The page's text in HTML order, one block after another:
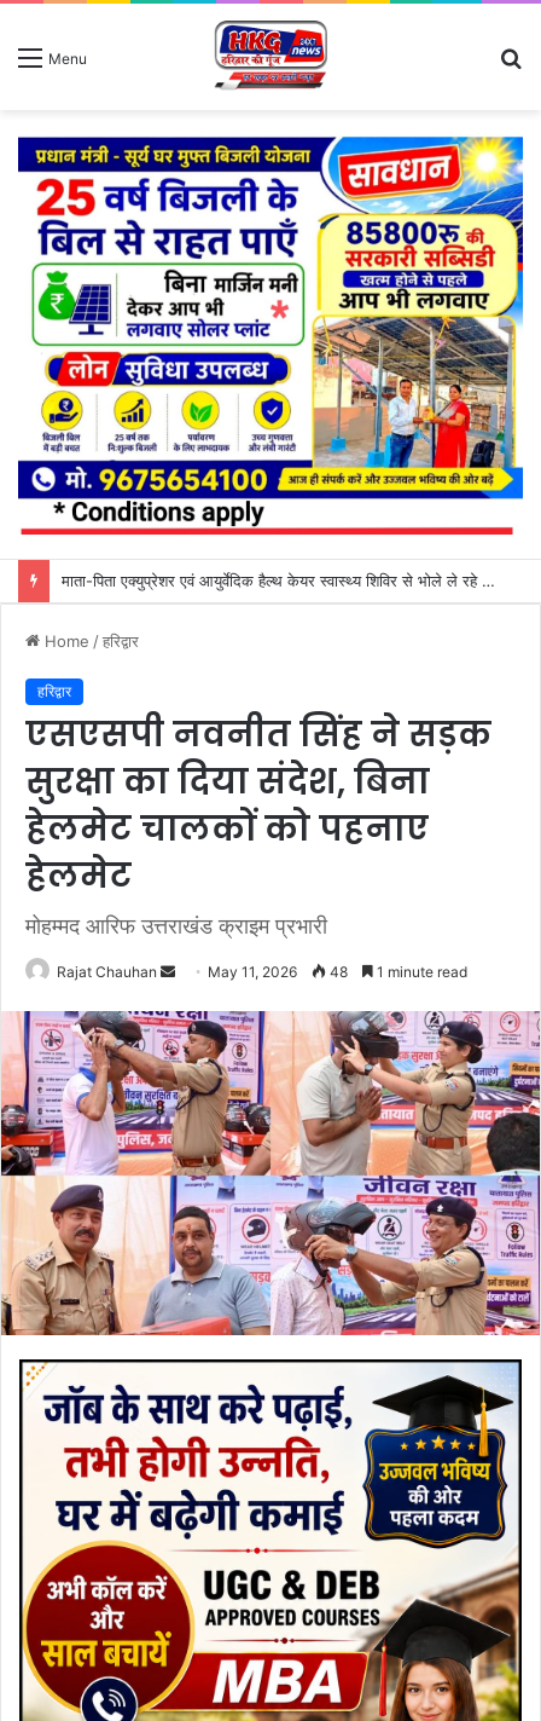
Menu
जिला कारगार रोशनाबाद में गंगा कथा का आयोजन
Home /हरिद्वार
हरिद्वार
एसएसपी नवनीत सिंह ने सड़क
सुरक्षा का दिया संदेश, बिना
हेलमेट चालकों को पहनाए
हेलमेट
मोहम्मद आरिफ उत्तराखंड क्राइम प्रभारी
Rajat Chauhan
Send
email
May 11, 2026 48 1 minute read